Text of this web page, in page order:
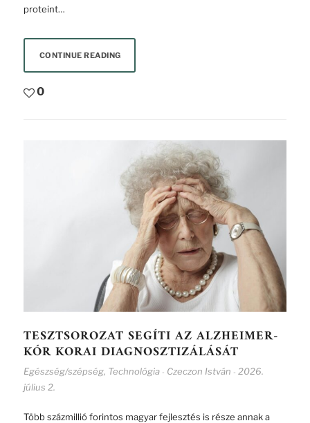
proteint…
CONTINUE READING
0
TESZTSOROZAT SEGÍTI AZ ALZHEIMER-
KÓR KORAI DIAGNOSZTIZÁLÁSÁT
Egészség/szépség, Technológia - Czeczon István - 2026.
július 2.
Több százmillió forintos magyar fejlesztés is része annak a